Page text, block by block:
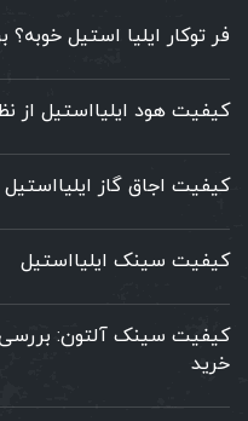
فر توکار ایلیا استیل خوبه؟
کیفیت هود ایلیااستیل از
کیفیت اجاق گاز ایلیااستیل
کیفیت سینک ایلیااستیل
خرید